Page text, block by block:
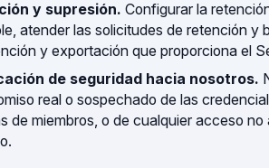
y supresión. Configurar la
atender las solicitudes de retención y
y exportación que proporciona el
de seguridad hacia nosotros.
real o sospechado de las
de miembros, o de cualquier acceso